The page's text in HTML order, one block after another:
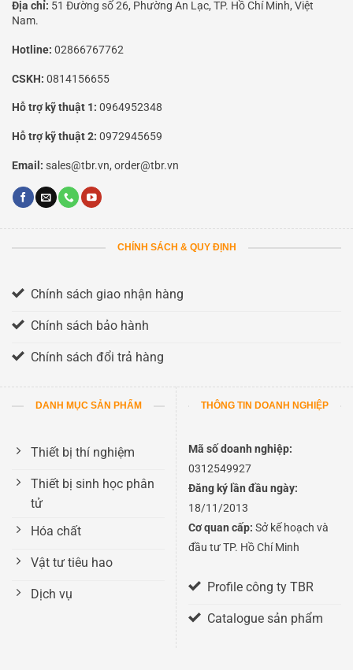
Địa chỉ: 51 Đường số 26, Phường An Lạc, TP. Hồ Chí Minh, Việt
Nam.
Hotline: 02866767762
CSKH: 0814156655
Hỗ trợ kỹ thuật 1: 0964952348
Hỗ trợ kỹ thuật 2: 0972945659
Email: sales@tbr.vn, order@tbr.vn
CHÍNH SÁCH & QUY ĐỊNH
Chính sách giao nhận hàng
Chính sách bảo hành
Chính sách đổi trả hàng
DANH MỤC SẢN PHẨM
Thiết bị thí nghiệm
Thiết bị sinh học phân
tử
Hóa chất
Vật tư tiêu hao
Dịch vụ
THÔNG TIN DOANH NGHIỆP
Mã số doanh nghiệp:
0312549927
Đăng ký lần đầu ngày:
18/11/2013
Cơ quan cấp: Sở kế hoạch và
đầu tư TP. Hồ Chí Minh
Profile công ty TBR
Catalogue sản phẩm